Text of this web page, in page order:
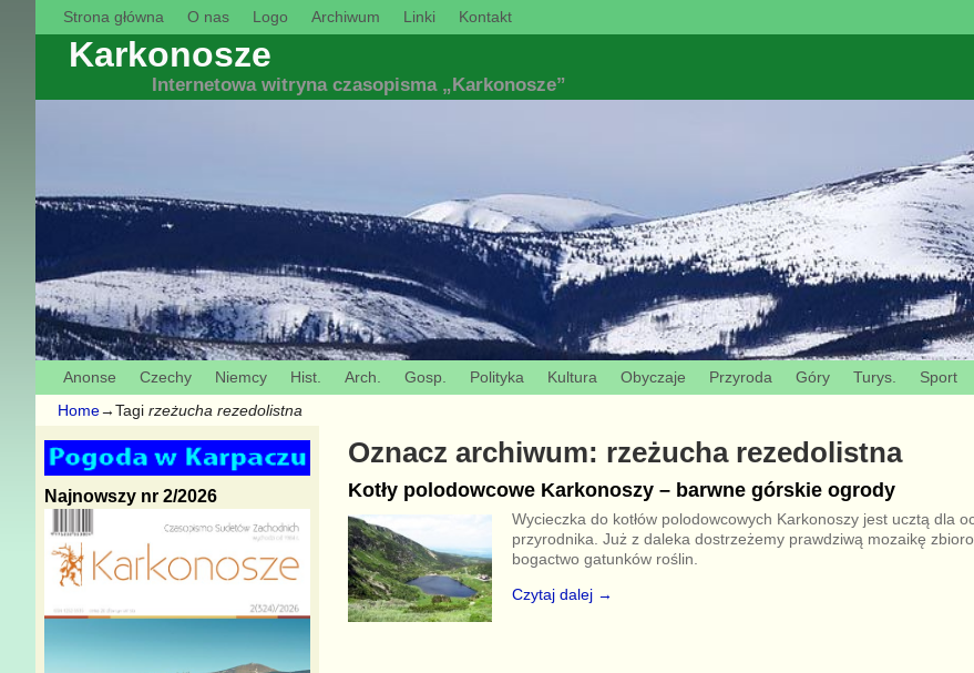
Strona główna O nas Logo Archiwum Linki Kontakt
Karkonosze
Internetowa witryna czasopisma „Karkonosze”
Anonse Czechy Niemcy Hist. Arch. Gosp. Polityka Kultura Obyczaje Przyroda Góry Turys. Sport
Home→Tagi rzeżucha rezedolistna
Oznacz archiwum: rzeżucha rezedolistna
Kotły polodowcowe Karkonoszy – barwne górskie ogrody
Wycieczka do kotłów polodowcowych Karkonoszy jest ucztą dla
przyrodnika. Już z daleka dostrzeżemy prawdziwą mozaikę
bogactwo gatunków roślin.
Czytaj dalej →
Najnowszy nr 2/2026